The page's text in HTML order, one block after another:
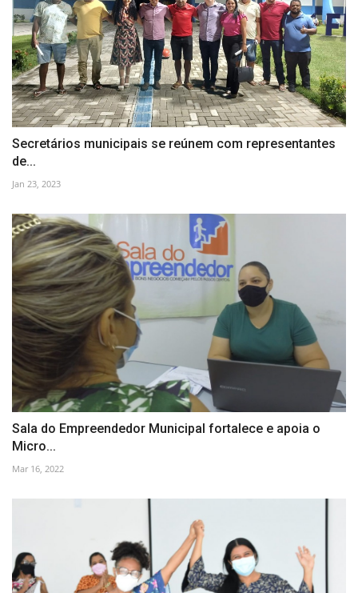
Secretários municipais se reúnem com representantes
de...
Jan 23, 2023
Sala do Empreendedor Municipal fortalece e apoia o
Micro...
Mar 16, 2022